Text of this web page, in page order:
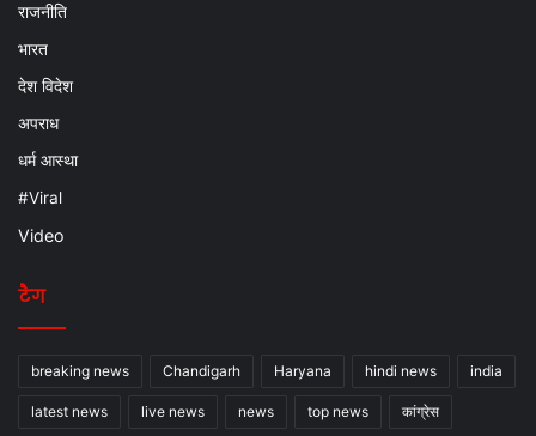
राजनीति
भारत
देश विदेश
अपराध
धर्म आस्था
#Viral
Video
टैग
breaking news Chandigarh Haryana hindi news india
latest news live news news top news कांग्रेस